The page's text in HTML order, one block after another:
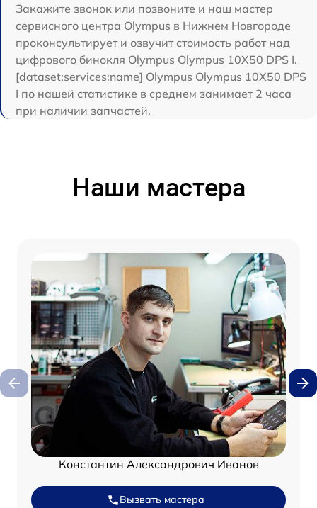
Закажите звонок или позвоните и наш мастер
сервисного центра Olympus в Нижнем Новгороде
проконсультирует и озвучит стоимость работ над
цифрового бинокля Olympus Olympus 10X50 DPS I.
[dataset:services:name] Olympus Olympus 10X50 DPS
I по нашей статистике в среднем занимает 2 часа
при наличии запчастей.
Наши мастера
Константин Александрович Иванов
Вызвать мастера